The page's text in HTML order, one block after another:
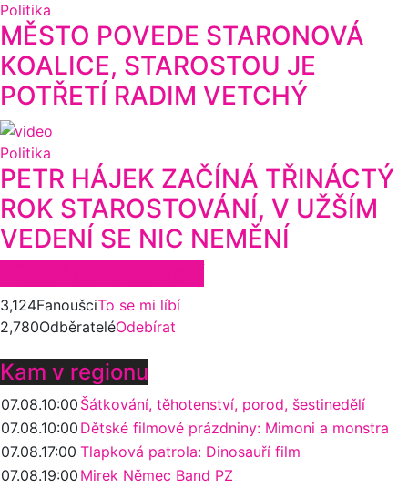
Politika
MĚSTO POVEDE STARONOVÁ
KOALICE, STAROSTOU JE
POTŘETÍ RADIM VETCHÝ
Politika
PETR HÁJEK ZAČÍNÁ TŘINÁCTÝ
ROK STAROSTOVÁNÍ, V UŽŠÍM
VEDENÍ SE NIC NEMĚNÍ
3,124FanoušciTo se mi líbí
2,780OdběrateléOdebírat
Kam v regionu
07.08.10:00 Šátkování, těhotenství, porod, šestinedělí
07.08.10:00 Dětské filmové prázdniny: Mimoni a monstra
07.08.17:00 Tlapková patrola: Dinosauří film
07.08.19:00 Mirek Němec Band PZ